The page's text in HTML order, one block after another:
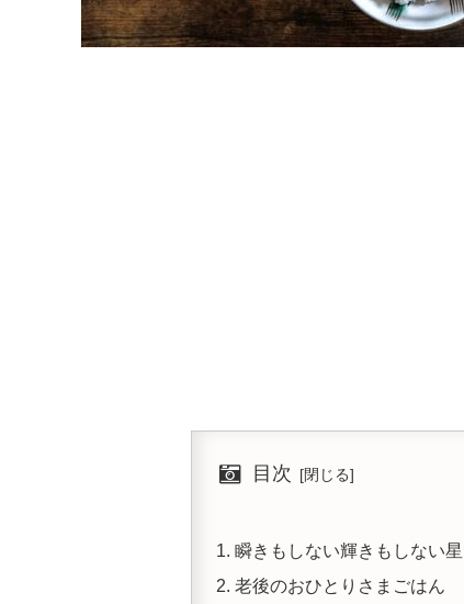
目次
瞬きもしない輝きもしない星
老後のおひとりさまごはん